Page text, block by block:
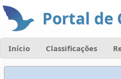
Portal de
Início Classificações